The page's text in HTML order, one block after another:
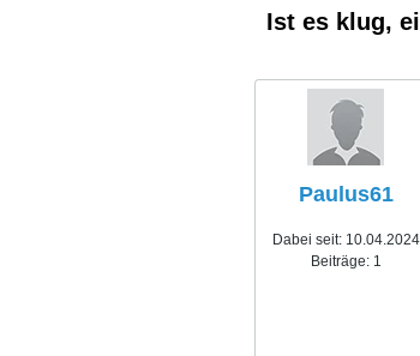
Ist es klug,
Paulus61
Dabei seit: 10.04.2024
Beiträge: 1